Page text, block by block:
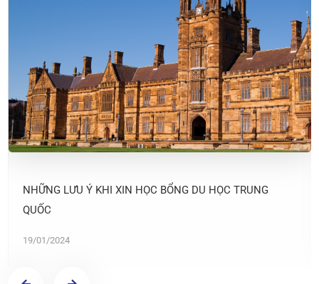
NHỮNG LƯU Ý KHI XIN HỌC BỔNG DU HỌC TRUNG
QUỐC
19/01/2024